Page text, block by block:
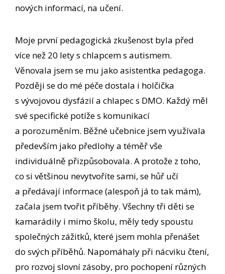
nových informací, na učení.
Moje první pedagogická zkušenost byla před
více než 20 lety s chlapcem s autismem.
Věnovala jsem se mu jako asistentka pedagoga.
Později se do mé péče dostala i holčička
s vývojovou dysfázií a chlapec s DMO. Každý měl
své specifické potíže s komunikací
a porozuměním. Běžné učebnice jsem využívala
především jako předlohy a téměř vše
individuálně přizpůsobovala. A protože z toho,
co si většinou nevytvoříte sami, se hůř učí
a předávají informace (alespoň já to tak mám),
začala jsem tvořit příběhy. Všechny tři děti se
kamarádily i mimo školu, měly tedy spoustu
společných zážitků, které jsem mohla přenášet
do svých příběhů. Napomáhaly při nácviku čtení,
pro rozvoj slovní zásoby, pro pochopení různých